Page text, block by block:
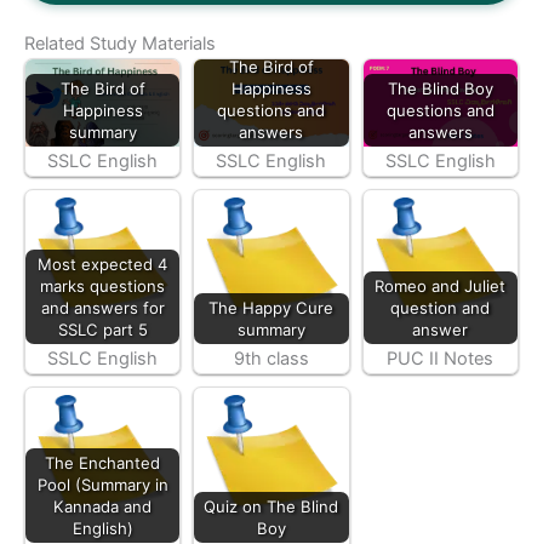
Related Study Materials
The Bird of
Happiness
summary
SSLC English
The Bird of
Happiness
questions and
answers
SSLC English
The Blind Boy
questions and
answers
SSLC English
Most expected 4
marks questions
and answers for
SSLC part 5
SSLC English
The Happy Cure
summary
9th class
Romeo and Juliet
question and
answer
PUC II Notes
The Enchanted
Pool (Summary in
Kannada and
English)
Quiz on The Blind
Boy